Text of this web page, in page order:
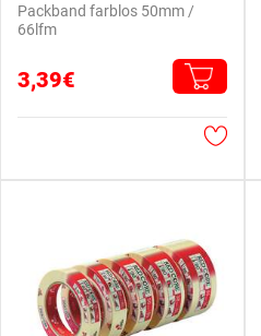
Packband farblos 50mm /
66lfm
3,39€